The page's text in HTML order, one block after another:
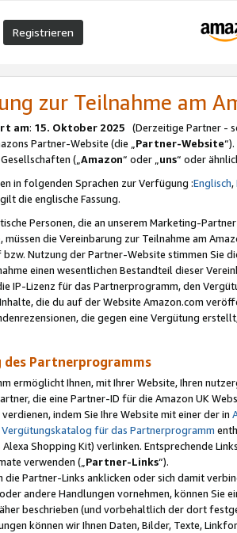
Registrieren
zur Teilnahme am
am: 15. Oktober 2025 (Derzeitige Partner -
Partner-Website (die „Partner-Website
(„Amazon“ oder „uns“ oder
in folgenden Sprachen zur Verfügung :Englisch,
die englische Fassung.
Personen, die an unserem Marketing-
müssen die Vereinbarung zur Teilnahme am
Nutzung der Partner-Website stimmen Sie
einen wesentlichen Bestandteil dieser
IP-Lizenz für das Partnerprogramm, den
die du auf der Website Amazon.com
die gegen eine Vergütung
des Partnerprogramms
ermöglicht Ihnen, mit Ihrer Website, Ihren
die eine Partner-ID für die Amazon UK
verdienen, indem Sie Ihre Website mit einer der in
Vergütungskatalog für das Partnerprogramm
Shopping Kit) verlinken. Entsprechende
verwenden („ Partner-Links“).
die Partner-Links anklicken oder sich damit
andere Handlungen vornehmen, können Sie
beschrieben (und vorbehaltlich der dort
können wir Ihnen Daten, Bilder, Texte,